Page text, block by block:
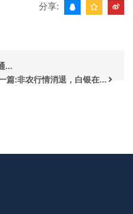
分享:
...
篇:非农行情消退，白银在...